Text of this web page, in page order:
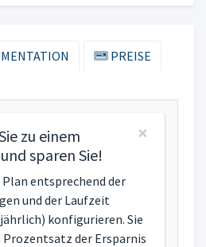
PREISE
×
zu einem
sparen Sie!
entsprechend der
und der Laufzeit
konfigurieren. Sie
der Ersparnis